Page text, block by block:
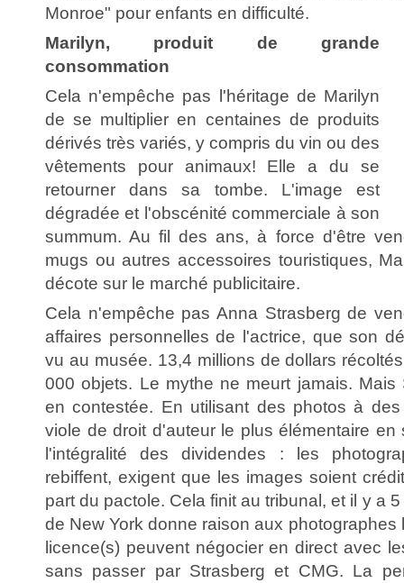
Monroe" pour enfants en difficulté.
Marilyn, produit de grande
consommation
Cela n'empêche pas l'héritage de Marilyn
de se multiplier en centaines de produits
dérivés très variés, y compris du vin ou des
vêtements pour animaux! Elle a du se
retourner dans sa tombe. L'image est
dégradée et l'obscénité commerciale à son
summum. Au fil des ans, à force d'être
mugs ou autres accessoires touristiques,
décote sur le marché publicitaire.
Cela n'empêche pas Anna Strasberg de
affaires personnelles de l'actrice, que son
vu au musée. 13,4 millions de dollars
000 objets. Le mythe ne meurt jamais.
en contestée. En utilisant des photos à
viole de droit d'auteur le plus élémentaire en
l'intégralité des dividendes : les
rebiffent, exigent que les images soient
part du pactole. Cela finit au tribunal, et il y a
de New York donne raison aux photographes
licence(s) peuvent négocier en direct avec
sans passer par Strasberg et CMG. La